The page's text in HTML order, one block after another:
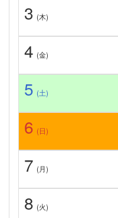
3 (木)
4 (金)
5 (土)
6 (日)
7 (月)
8 (火)